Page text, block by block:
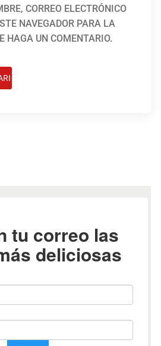
CORREO ELECTRÓNICO
NAVEGADOR PARA LA
HAGA UN COMENTARIO.